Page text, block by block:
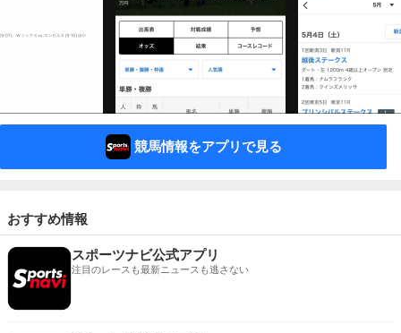
競馬情報をアプリで見る
おすすめ情報
スポーツナビ公式アプリ
注目のレースも最新ニュースも逃さない